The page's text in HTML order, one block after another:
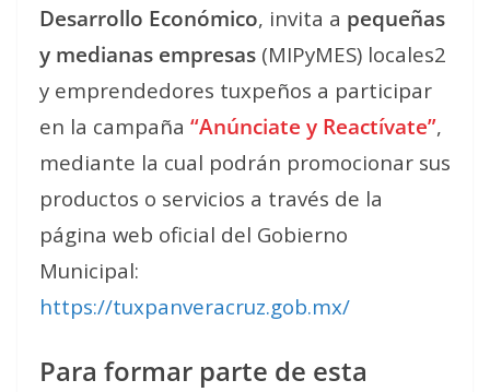
Desarrollo Económico, invita a pequeñas
y medianas empresas (MIPyMES) locales2
y emprendedores tuxpeños a participar
en la campaña “Anúnciate y Reactívate”,
mediante la cual podrán promocionar sus
productos o servicios a través de la
página web oficial del Gobierno
Municipal:
https://tuxpanveracruz.gob.mx/
Para formar parte de esta